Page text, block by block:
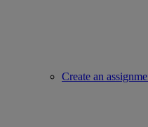
Create an